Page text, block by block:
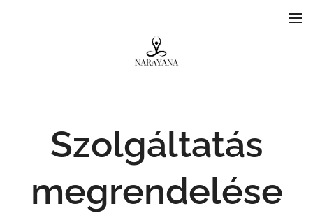
Szolgáltatás
megrendelése